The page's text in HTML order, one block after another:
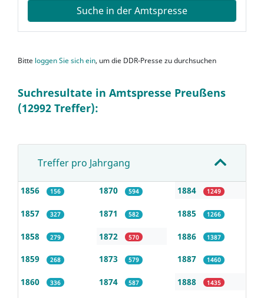
Suche in der Amtspresse
Bitte loggen Sie sich ein, um die DDR-Presse zu durchsuchen
Suchresultate in Amtspresse Preußens
(12992 Treffer):
Treffer pro Jahrgang
1856 156
1857 327
1858 279
1859 268
1860 336
1870 594
1871 582
1872 570
1873 579
1874 587
1884 1249
1885 1266
1886 1387
1887 1460
1888 1435